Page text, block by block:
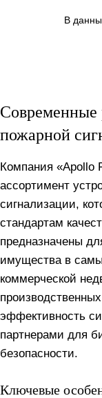
В
Современные
пожарной
Компания «Apollo
ассортимент
сигнализации,
стандартам
предназначены
имущества в
коммерческой
эффективность
партнерами для
безопасности.
Ключевые